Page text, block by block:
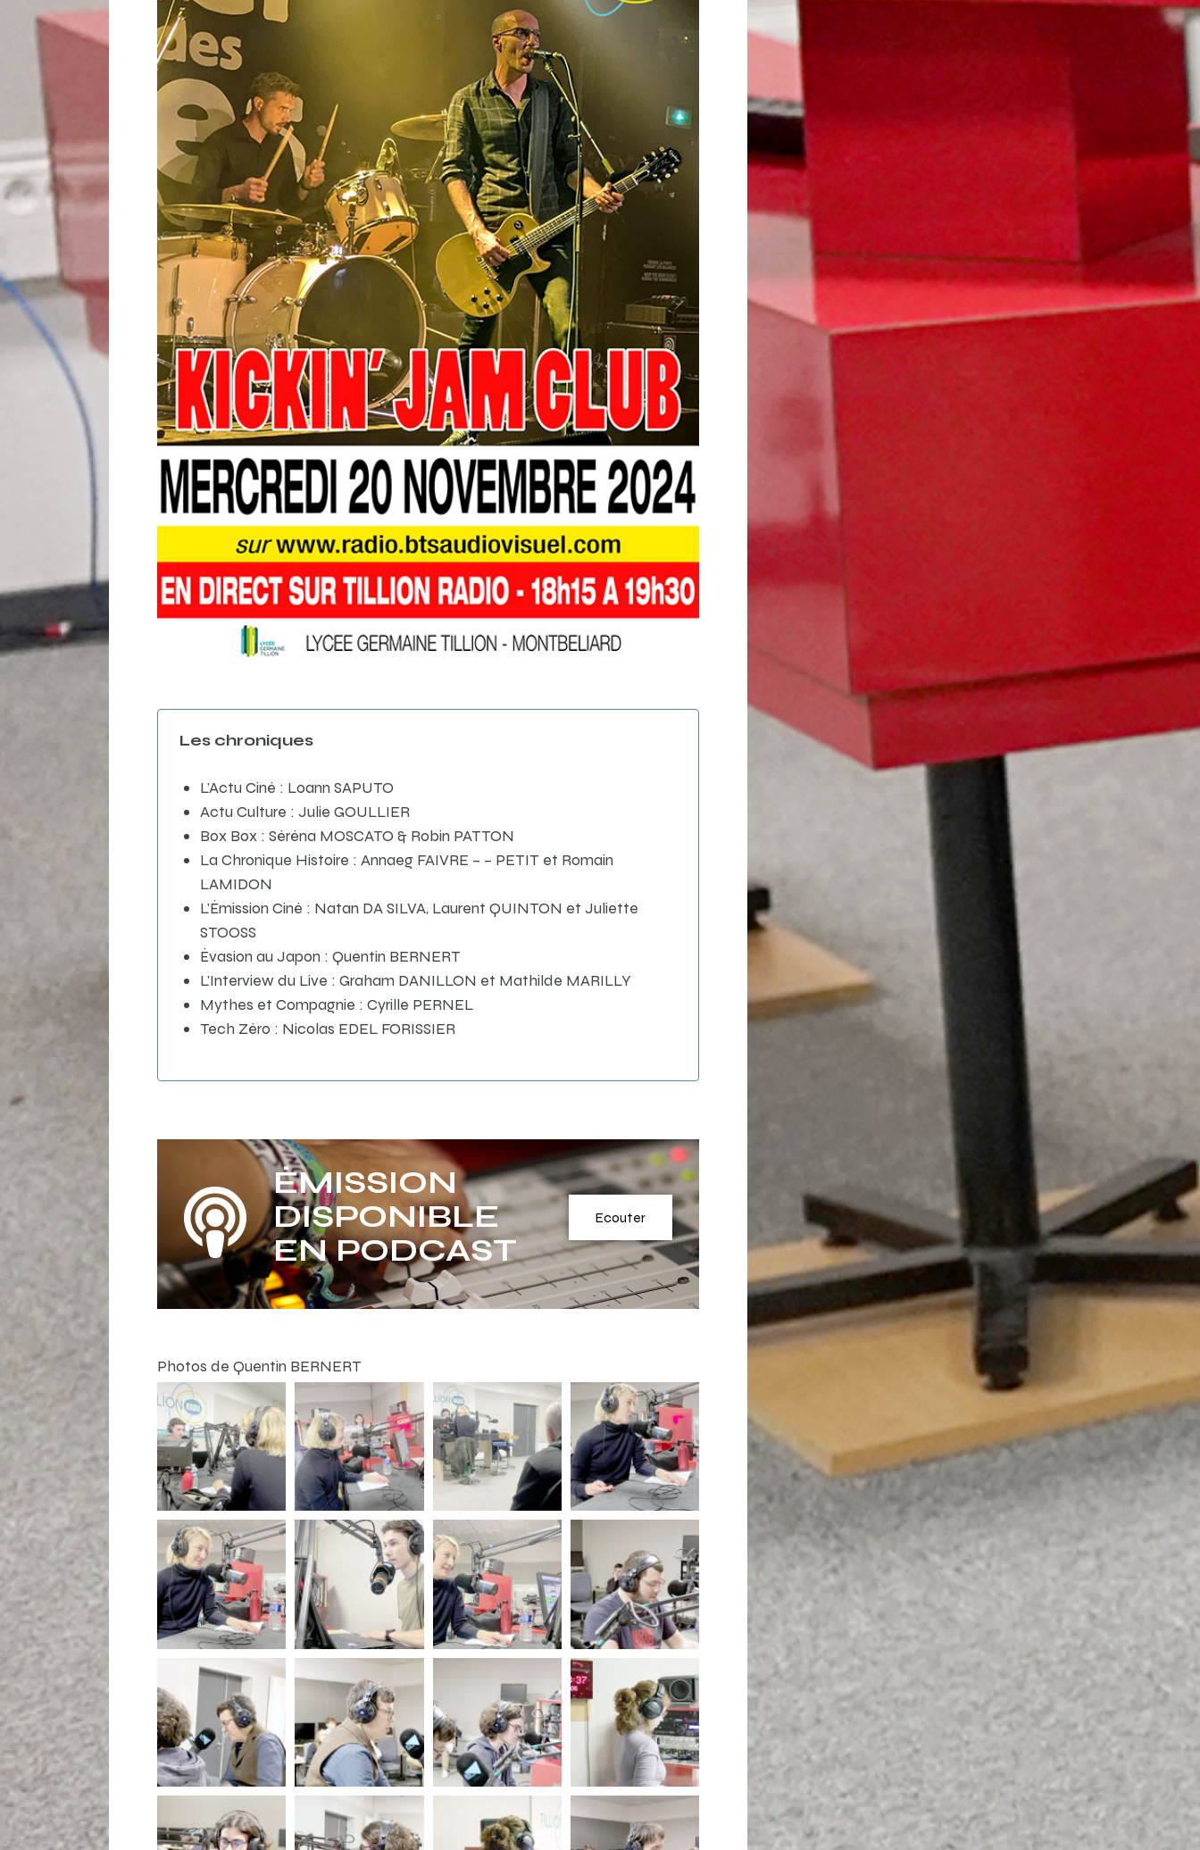
Les chroniques
L’Actu Ciné : Loann SAPUTO
Actu Culture : Julie GOULLIER
Box Box : Séréna MOSCATO & Robin PATTON
La Chronique Histoire : Annaeg FAIVRE – – PETIT et Romain
LAMIDON
L’Émission Ciné : Natan DA SILVA, Laurent QUINTON et Juliette
STOOSS
Évasion au Japon : Quentin BERNERT
L’Interview du Live : Graham DANILLON et Mathilde MARILLY
Mythes et Compagnie : Cyrille PERNEL
Tech Zéro : Nicolas EDEL FORISSIER
ÉMISSION
DISPONIBLE
EN PODCAST
Ecouter
Photos de Quentin BERNERT